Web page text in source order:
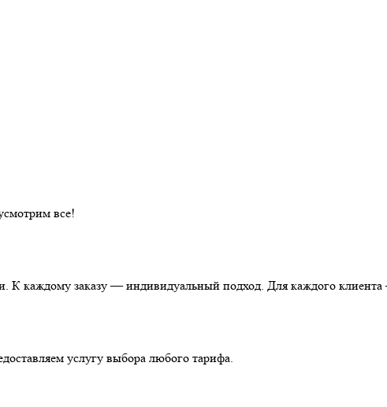
все!
каждому заказу — индивидуальный подход. Для каждого клиента
услугу выбора любого тарифа.